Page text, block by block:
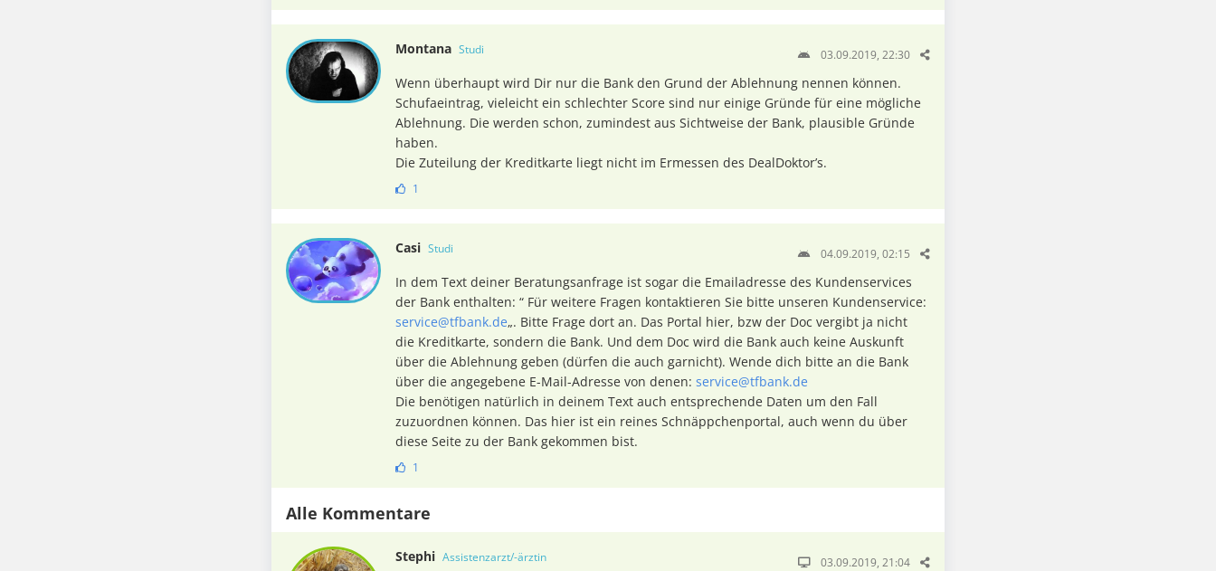
Montana Studi 03.09.2019, 22:30
Wenn überhaupt wird Dir nur die Bank den Grund der Ablehnung nennen können.
Schufaeintrag, vieleicht ein schlechter Score sind nur einige Gründe für eine mögliche
Ablehnung. Die werden schon, zumindest aus Sichtweise der Bank, plausible Gründe
haben.
Die Zuteilung der Kreditkarte liegt nicht im Ermessen des DealDoktor’s.
1
Casi Studi 04.09.2019, 02:15
In dem Text deiner Beratungsanfrage ist sogar die Emailadresse des Kundenservices
der Bank enthalten: “ Für weitere Fragen kontaktieren Sie bitte unseren Kundenservice:
service@tfbank.de„. Bitte Frage dort an. Das Portal hier, bzw der Doc vergibt ja nicht
die Kreditkarte, sondern die Bank. Und dem Doc wird die Bank auch keine Auskunft
über die Ablehnung geben (dürfen die auch garnicht). Wende dich bitte an die Bank
über die angegebene E-Mail-Adresse von denen:service@tfbank.de
Die benötigen natürlich in deinem Text auch entsprechende Daten um den Fall
zuzuordnen können. Das hier ist ein reines Schnäppchenportal, auch wenn du über
diese Seite zu der Bank gekommen bist.
1
Alle Kommentare
Stephi Assistenzarzt/-ärztin 03.09.2019, 21:04